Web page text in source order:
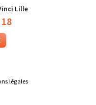
Lille
légales